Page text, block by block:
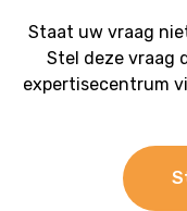
Staat uw vraag
Stel deze vraag
expertisecentrum